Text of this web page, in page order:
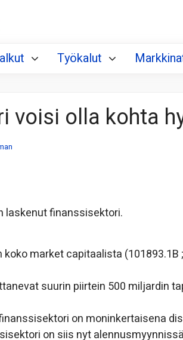
Työkalut
voisi olla kohta
laskenut finanssisektori.
market capitaalista
suurin piirtein 500 miljardin
on moninkertaisena
on siis nyt